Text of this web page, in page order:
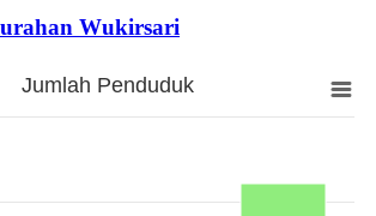
Wukirsari
displaying Jumlah. Range: 0 to 15000.
Jumlah Penduduk